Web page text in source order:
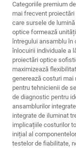
Categoriile premium
mai frecvent
care sursele de
optice formează
întregului ansamblu în
înlocuirii individuale a
proiectări optice
maximizează
generează costuri
pentru tehnicienii de
de diagnostic pentru
ansamblurilor
integrate de iluminat
implicațiile costurilor
inițial al
testelor de fiabilitate,